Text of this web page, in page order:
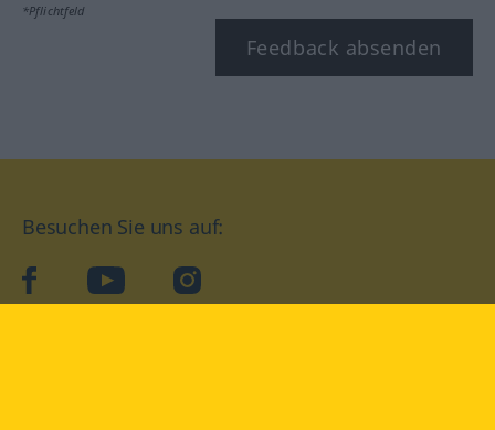
*Pflichtfeld
Feedback absenden
Besuchen Sie uns auf:
facebookYouTube Instagram